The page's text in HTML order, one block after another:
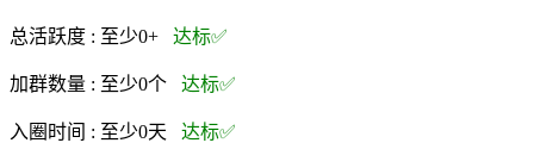
总活跃度 : 至少0+ 达标✅
加群数量 : 至少0个 达标✅
入圈时间 : 至少0天 达标✅